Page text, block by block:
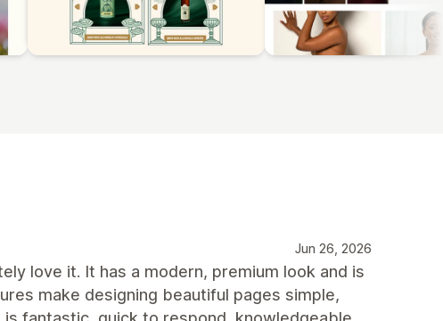
Jun 26, 2026
love it. It has a modern, premium look and is
make designing beautiful pages simple,